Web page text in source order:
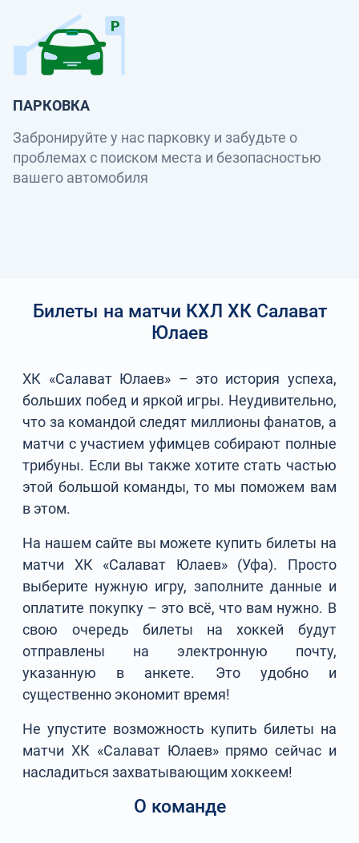
ПАРКОВКА
Забронируйте у нас парковку и забудьте о
проблемах с поиском места и безопасностью
вашего автомобиля
Билеты на матчи КХЛ ХК Салават
Юлаев
ХК «Салават Юлаев» – это история успеха,
больших побед и яркой игры. Неудивительно,
что за командой следят миллионы фанатов, а
матчи с участием уфимцев собирают полные
трибуны. Если вы также хотите стать частью
этой большой команды, то мы поможем вам
в этом.
На нашем сайте вы можете купить билеты на
матчи ХК «Салават Юлаев» (Уфа). Просто
выберите нужную игру, заполните данные и
оплатите покупку – это всё, что вам нужно. В
свою очередь билеты на хоккей будут
отправлены на электронную почту,
указанную в анкете. Это удобно и
существенно экономит время!
Не упустите возможность купить билеты на
матчи ХК «Салават Юлаев» прямо сейчас и
насладиться захватывающим хоккеем!
О команде